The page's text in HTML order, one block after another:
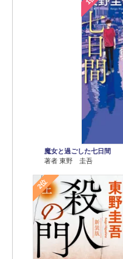
魔女と過ごした七日間
著者 東野 圭吾
2位